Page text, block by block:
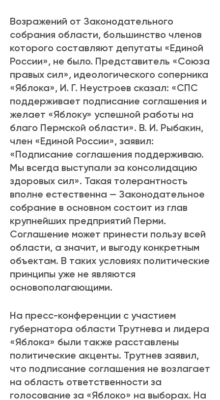
Возражений от Законодательного
собрания области, большинство членов
которого составляют депутаты «Единой
России», не было. Представитель «Союза
правых сил», идеологического соперника
«Яблока», И. Г. Неустроев сказал: «СПС
поддерживает подписание соглашения и
желает «Яблоку» успешной работы на
благо Пермской области». В. И. Рыбакин,
член «Единой России», заявил:
«Подписание соглашения поддерживаю.
Мы всегда выступали за консолидацию
здоровых сил». Такая толерантность
вполне естественна — Законодательное
собрание в основном состоит из глав
крупнейших предприятий Перми.
Соглашение может принести пользу всей
области, а значит, и выгоду конкретным
объектам. В таких условиях политические
принципы уже не являются
основополагающими.
На пресс-конференции с участием
губернатора области Трутнева и лидера
«Яблока» были также расставлены
политические акценты. Трутнев заявил,
что подписание соглашения не возлагает
на область ответственности за
голосование за «Яблоко» на выборах. На